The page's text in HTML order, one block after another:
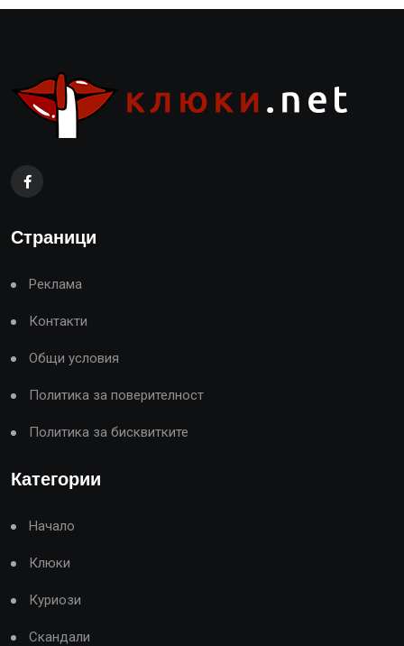
Страници
Реклама
Контакти
Общи условия
Политика за поверителност
Политика за бисквитките
Категории
Начало
Клюки
Куриози
Скандали